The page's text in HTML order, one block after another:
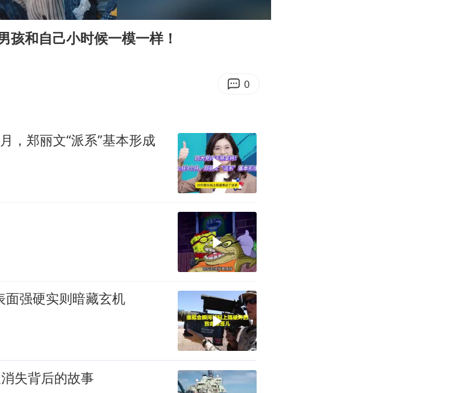
由烟头引起
市民书》
NPC后人气爆棚
孩和自己小时候一模一样！
0
，郑丽文“派系”基本形成
面强硬实则暗藏玄机
失背后的故事